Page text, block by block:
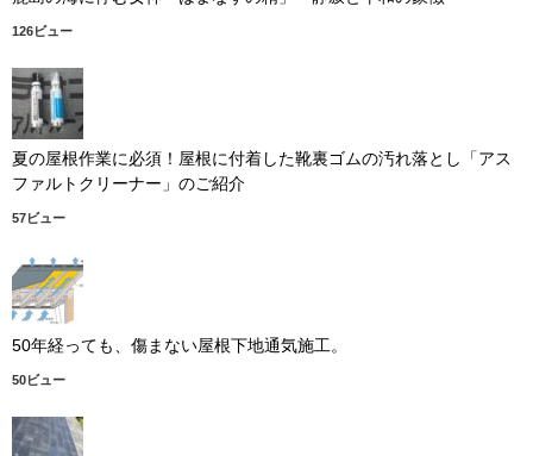
126ビュー
夏の屋根作業に必須！屋根に付着した靴裏ゴムの汚れ落とし「アス
ファルトクリーナー」のご紹介
57ビュー
50年経っても、傷まない屋根下地通気施工。
50ビュー